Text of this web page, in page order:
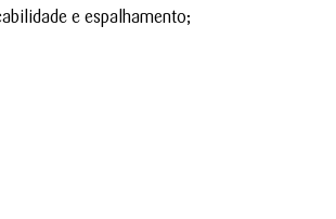
e espalhamento;